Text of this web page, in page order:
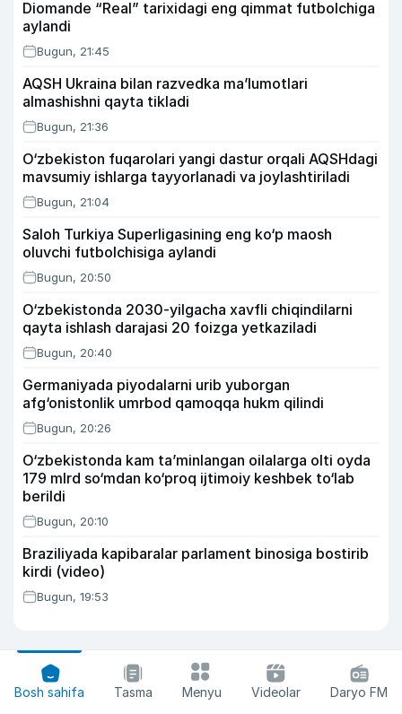
Diomande “Real” tarixidagi eng qimmat futbolchiga
aylandi
Bugun, 21:45
AQSH Ukraina bilan razvedka ma’lumotlari
almashishni qayta tikladi
Bugun, 21:36
O‘zbekiston fuqarolari yangi dastur orqali AQSHdagi
mavsumiy ishlarga tayyorlanadi va joylashtiriladi
Bugun, 21:04
Saloh Turkiya Superligasining eng ko‘p maosh
oluvchi futbolchisiga aylandi
Bugun, 20:50
O‘zbekistonda 2030-yilgacha xavfli chiqindilarni
qayta ishlash darajasi 20 foizga yetkaziladi
Bugun, 20:40
Germaniyada piyodalarni urib yuborgan
afg‘onistonlik umrbod qamoqqa hukm qilindi
Bugun, 20:26
O‘zbekistonda kam ta’minlangan oilalarga olti oyda
179 mlrd so‘mdan ko‘proq ijtimoiy keshbek to‘lab
berildi
Bugun, 20:10
Braziliyada kapibaralar parlament binosiga bostirib
kirdi (video)
Bugun, 19:53
Bosh sahifa Tasma Menyu Videolar Daryo FM